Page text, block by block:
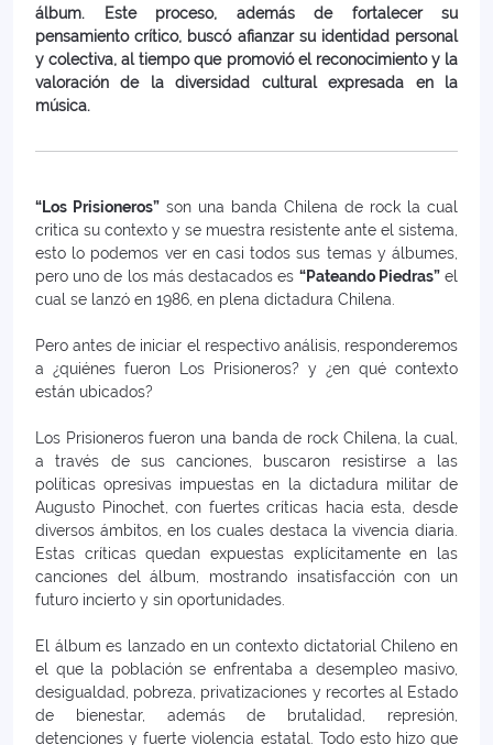
álbum. Este proceso, además de fortalecer su
pensamiento crítico, buscó afianzar su identidad personal
y colectiva, al tiempo que promovió el reconocimiento y la
valoración de la diversidad cultural expresada en la
música.
“Los Prisioneros” son una banda Chilena de rock la cual
critica su contexto y se muestra resistente ante el sistema,
esto lo podemos ver en casi todos sus temas y álbumes,
pero uno de los más destacados es “Pateando Piedras”el
cual se lanzó en 1986, en plena dictadura Chilena.
Pero antes de iniciar el respectivo análisis, responderemos
a ¿quiénes fueron Los Prisioneros? y ¿en qué contexto
están ubicados?
Los Prisioneros fueron una banda de rock Chilena, la cual,
a través de sus canciones, buscaron resistirse a las
políticas opresivas impuestas en la dictadura militar de
Augusto Pinochet, con fuertes críticas hacia esta, desde
diversos ámbitos, en los cuales destaca la vivencia diaria.
Estas críticas quedan expuestas explícitamente en las
canciones del álbum, mostrando insatisfacción con un
futuro incierto y sin oportunidades.
El álbum es lanzado en un contexto dictatorial Chileno en
el que la población se enfrentaba a desempleo masivo,
desigualdad, pobreza, privatizaciones y recortes al Estado
de bienestar, además de brutalidad, represión,
detenciones y fuerte violencia estatal. Todo esto hizo que